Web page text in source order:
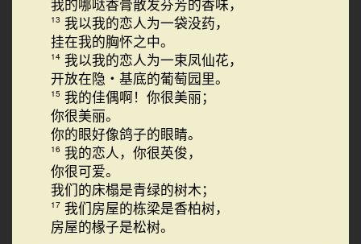
我的哪哒香膏散发芬芳的香味，
13 我以我的恋人为一袋没药，
挂在我的胸怀之中。
14 我以我的恋人为一束凤仙花，
开放在隐・基底的葡萄园里。
15 我的佳偶啊！你很美丽；
你很美丽。
你的眼好像鸽子的眼睛。
16 我的恋人，你很英俊，
你很可爱。
我们的床榻是青绿的树木；
17 我们房屋的栋梁是香柏树，
房屋的椽子是松树。